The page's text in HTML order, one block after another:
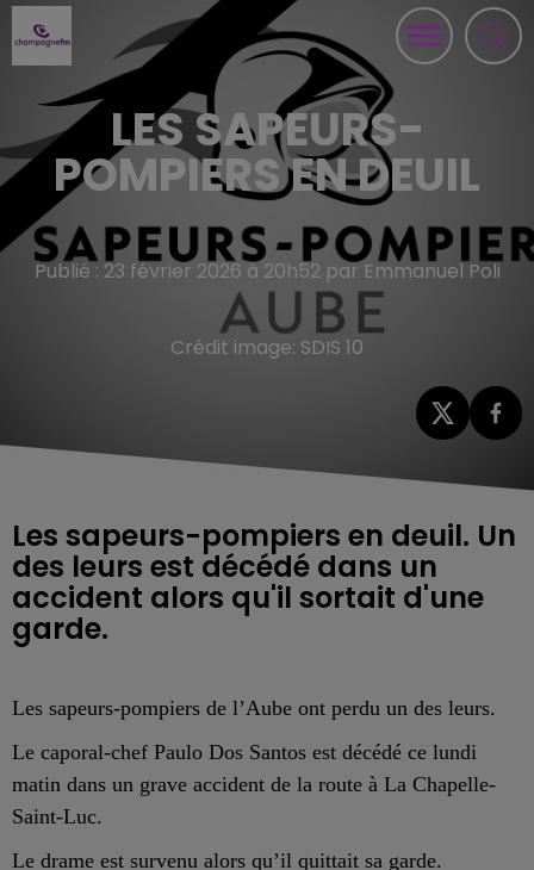
LES SAPEURS-
POMPIERS EN DEUIL
Publié : 23 février 2026 à 20h52 par Emmanuel Poli
Crédit image: SDIS 10
Les sapeurs-pompiers en deuil. Un
des leurs est décédé dans un
accident alors qu'il sortait d'une
garde.
Les sapeurs-pompiers de l’Aube ont perdu un des leurs.
Le caporal-chef Paulo Dos Santos est décédé ce lundi
matin dans un grave accident de la route à La Chapelle-
Saint-Luc.
Le drame est survenu alors qu’il quittait sa garde.